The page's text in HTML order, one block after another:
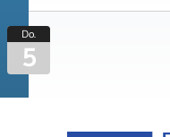
Do.
5